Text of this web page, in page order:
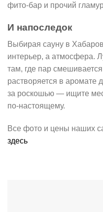
фито-бар и прочий
И напоследок
Выбирая сауну в
интерьер, а атмосфера.
там, где пар
растворяется в аромате
за роскошью — ищите
по-настоящему.
Все фото и цены наших
здесь